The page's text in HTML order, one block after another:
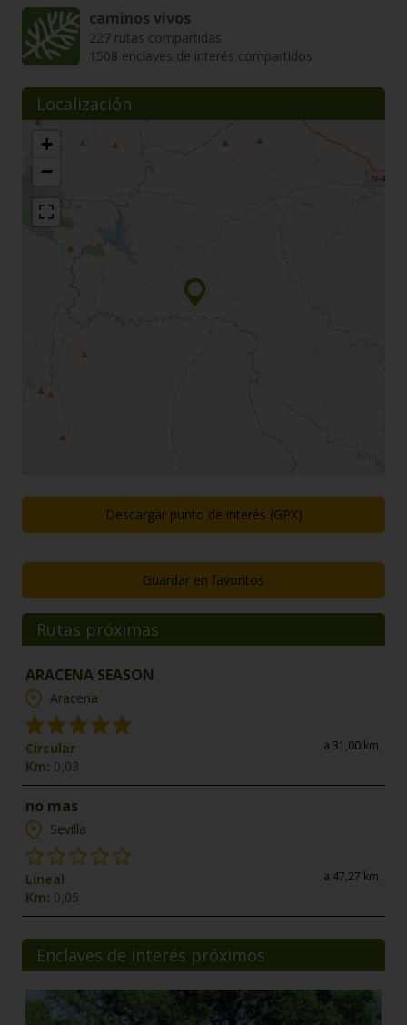
caminos vivos
227 rutas compartidas
1508 enclaves de interés compartidos
Localización
+
−
Descargar punto de interés (GPX)
Guardar en favoritos
Rutas próximas
ARACENA SEASON
Aracena
Circular
Km: 0,03
a 31,00 km.
no mas
Sevilla
Lineal
Km: 0,05
a 47,27 km.
Enclaves de interés próximos